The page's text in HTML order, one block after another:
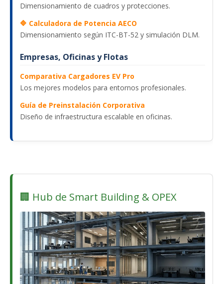
Dimensionamiento de cuadros y protecciones.
🔷 Calculadora de Potencia AECO
Dimensionamiento según ITC-BT-52 y simulación DLM.
Empresas, Oficinas y Flotas
Comparativa Cargadores EV Pro
Los mejores modelos para entornos profesionales.
Guía de Preinstalación Corporativa
Diseño de infraestructura escalable en oficinas.
🏢 Hub de Smart Building & OPEX